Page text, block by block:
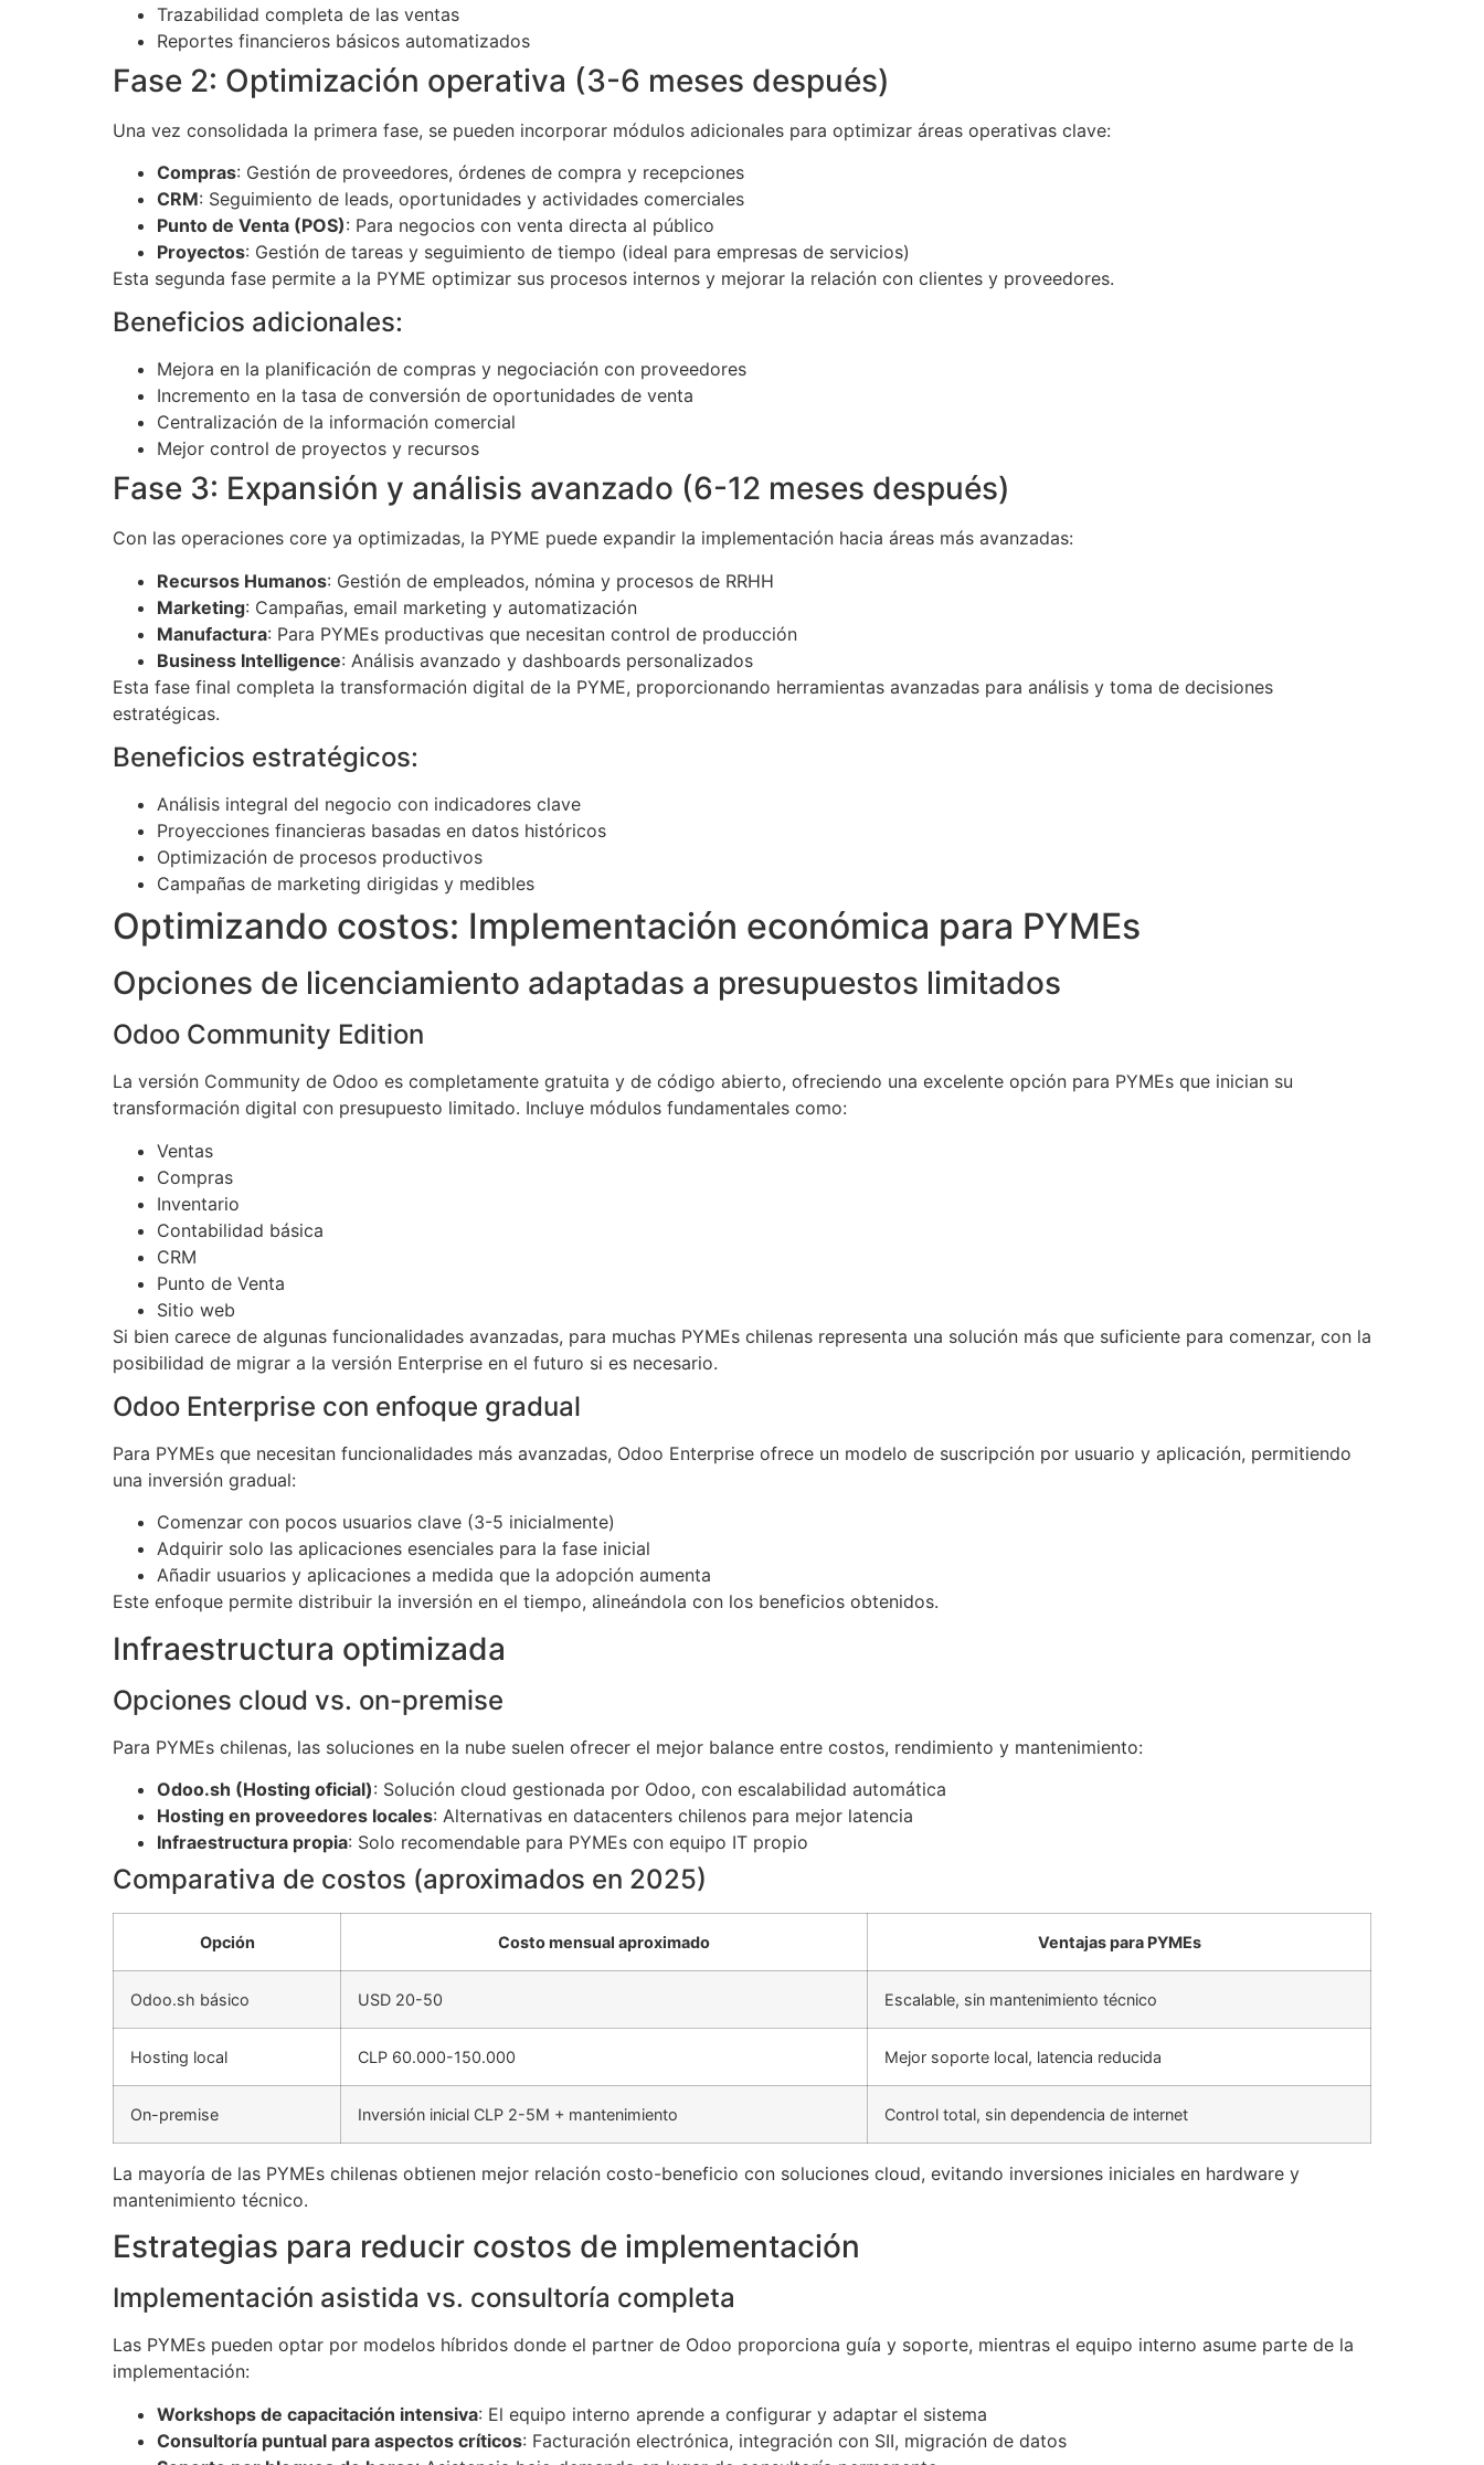
Trazabilidad completa de las ventas
Reportes financieros básicos automatizados
Fase 2: Optimización operativa (3-6 meses después)
Una vez consolidada la primera fase, se pueden incorporar módulos adicionales para optimizar áreas operativas clave:
Compras: Gestión de proveedores, órdenes de compra y recepciones
CRM: Seguimiento de leads, oportunidades y actividades comerciales
Punto de Venta (POS): Para negocios con venta directa al público
Proyectos: Gestión de tareas y seguimiento de tiempo (ideal para empresas de servicios)
Esta segunda fase permite a la PYME optimizar sus procesos internos y mejorar la relación con clientes y proveedores.
Beneficios adicionales:
Mejora en la planificación de compras y negociación con proveedores
Incremento en la tasa de conversión de oportunidades de venta
Centralización de la información comercial
Mejor control de proyectos y recursos
Fase 3: Expansión y análisis avanzado (6-12 meses después)
Con las operaciones core ya optimizadas, la PYME puede expandir la implementación hacia áreas más avanzadas:
Recursos Humanos: Gestión de empleados, nómina y procesos de RRHH
Marketing: Campañas, email marketing y automatización
Manufactura: Para PYMEs productivas que necesitan control de producción
Business Intelligence: Análisis avanzado y dashboards personalizados
Esta fase final completa la transformación digital de la PYME, proporcionando herramientas avanzadas para análisis y toma de decisiones
estratégicas.
Beneficios estratégicos:
Análisis integral del negocio con indicadores clave
Proyecciones financieras basadas en datos históricos
Optimización de procesos productivos
Campañas de marketing dirigidas y medibles
Optimizando costos: Implementación económica para PYMEs
Opciones de licenciamiento adaptadas a presupuestos limitados
Odoo Community Edition
La versión Community de Odoo es completamente gratuita y de código abierto, ofreciendo una excelente opción para PYMEs que inician su
transformación digital con presupuesto limitado. Incluye módulos fundamentales como:
Ventas
Compras
Inventario
Contabilidad básica
CRM
Punto de Venta
Sitio web
Si bien carece de algunas funcionalidades avanzadas, para muchas PYMEs chilenas representa una solución más que suficiente para comenzar, con la
posibilidad de migrar a la versión Enterprise en el futuro si es necesario.
Odoo Enterprise con enfoque gradual
Para PYMEs que necesitan funcionalidades más avanzadas, Odoo Enterprise ofrece un modelo de suscripción por usuario y aplicación, permitiendo
una inversión gradual:
Comenzar con pocos usuarios clave (3-5 inicialmente)
Adquirir solo las aplicaciones esenciales para la fase inicial
Añadir usuarios y aplicaciones a medida que la adopción aumenta
Este enfoque permite distribuir la inversión en el tiempo, alineándola con los beneficios obtenidos.
Infraestructura optimizada
Opciones cloud vs. on-premise
Para PYMEs chilenas, las soluciones en la nube suelen ofrecer el mejor balance entre costos, rendimiento y mantenimiento:
Odoo.sh (Hosting oficial): Solución cloud gestionada por Odoo, con escalabilidad automática
Hosting en proveedores locales: Alternativas en datacenters chilenos para mejor latencia
Infraestructura propia: Solo recomendable para PYMEs con equipo IT propio
Comparativa de costos (aproximados en 2025)
Opción Costo mensual aproximado Ventajas para PYMEs
Odoo.sh básico USD 20-50 Escalable, sin mantenimiento técnico
Hosting local CLP 60.000-150.000 Mejor soporte local, latencia reducida
On-premise Inversión inicial CLP 2-5M + mantenimiento Control total, sin dependencia de internet
La mayoría de las PYMEs chilenas obtienen mejor relación costo-beneficio con soluciones cloud, evitando inversiones iniciales en hardware y
mantenimiento técnico.
Estrategias para reducir costos de implementación
Implementación asistida vs. consultoría completa
Las PYMEs pueden optar por modelos híbridos donde el partner de Odoo proporciona guía y soporte, mientras el equipo interno asume parte de la
implementación:
Workshops de capacitación intensiva: El equipo interno aprende a configurar y adaptar el sistema
Consultoría puntual para aspectos críticos: Facturación electrónica, integración con SII, migración de datos